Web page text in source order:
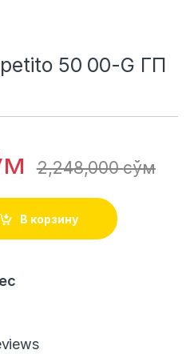
50 00-G ГП
2,248,000сўм
В корзину